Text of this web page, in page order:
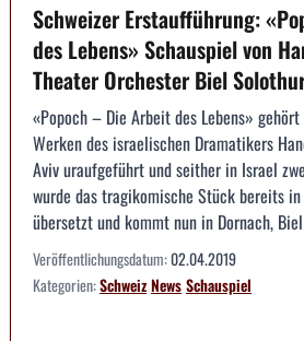
Schweizer Erstaufführung:
des Lebens» Schauspiel von
Theater Orchester Biel
«Popoch – Die Arbeit des Lebens»
Werken des israelischen Dramatikers
Aviv uraufgeführt und seither in Israel
wurde das tragikomische Stück bereits
übersetzt und kommt nun in Dornach,
Veröffentlichungsdatum:02.04.2019
Kategorien:SchweizNewsSchauspiel